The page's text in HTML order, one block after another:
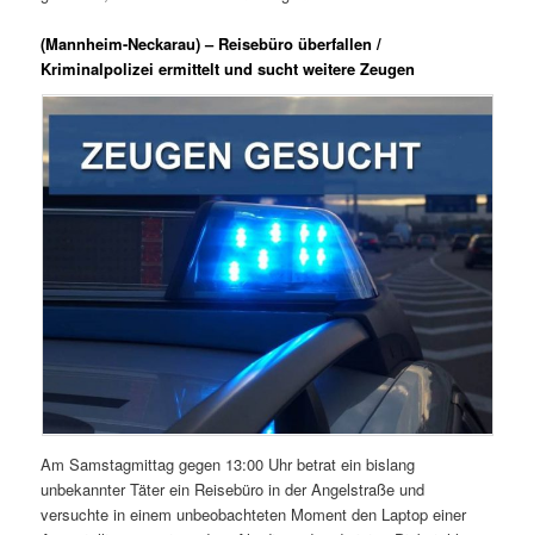
(Mannheim-Neckarau) – Reisebüro überfallen /
Kriminalpolizei ermittelt und sucht weitere Zeugen
Am Samstagmittag gegen 13:00 Uhr betrat ein bislang
unbekannter Täter ein Reisebüro in der Angelstraße und
versuchte in einem unbeobachteten Moment den Laptop einer